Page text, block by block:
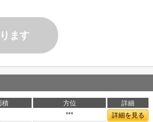
ます
積 方位
詳細
***
詳細を見る